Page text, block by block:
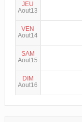
JEU
Aout13
VEN
Aout14
SAM
Aout15
DIM
Aout16